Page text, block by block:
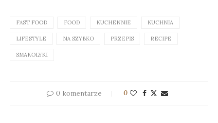
FAST FOOD FOOD KUCHENNIE KUCHNIA
LIFESTYLE NA SZYBKO PRZEPIS RECIPE
SMAKOLYKI
0 komentarze 0